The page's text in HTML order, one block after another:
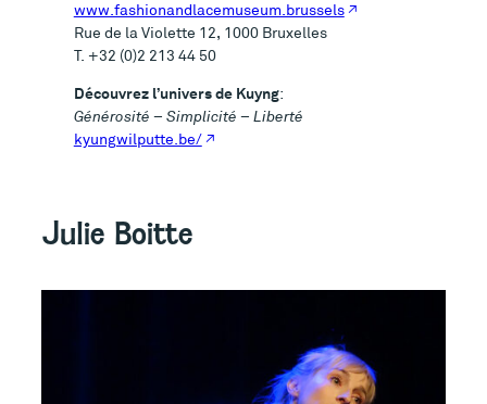
www.fashionandlacemuseum.brussels
Rue de la Violette 12, 1000 Bruxelles
T. +32 (0)2 213 44 50
Découvrez l’univers de Kuyng:
Générosité – Simplicité – Liberté
kyungwilputte.be/
Julie Boitte